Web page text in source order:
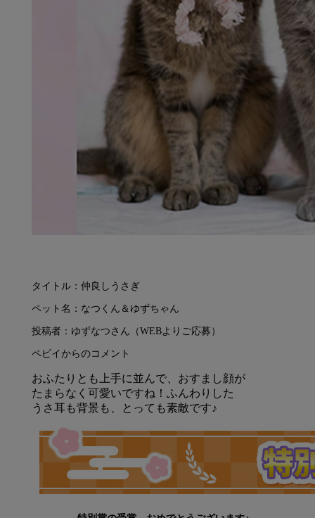
タイトル：仲良しうさぎ
ペット名：なつくん＆ゆずちゃん
投稿者：ゆずなつさん（WEBよりご応募）
ペピイからのコメント
おふたりとも上手に並んで、おすまし顔が
たまらなく可愛いですね！ふんわりした
うさ耳も背景も、とっても素敵です♪